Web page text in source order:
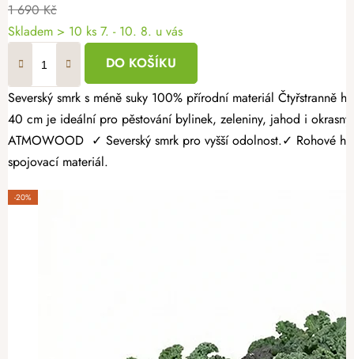
1 690 Kč
Skladem > 10 ks 7. - 10. 8. u vás
DO KOŠÍKU
Severský smrk s méně suky 100% přírodní materiál Čtyřstranně hoblovaný masiv Vytvořte si vlastní zeleninovou zahrádku rychle a bez složitých úprav terénu. Dřevěný vyvýšený záhon o rozměrech 140 × 80 ×
40 cm je ideální pro pěstování bylinek, zeleniny, jahod i
ATMOWOOD ✓ Severský smrk pro vyšší odolnost.✓ Rohové
spojovací materiál.
-20%